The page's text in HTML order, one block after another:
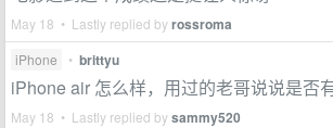
May 18 • Lastly replied byrossroma
iPhone • brittyu
iPhone air 怎么样，用过的老哥说说是否
May 18 • Lastly replied bysammy520